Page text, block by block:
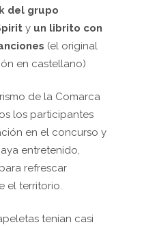
del grupo
y un librito con
(el original
en castellano)
de la Comarca
los participantes
en el concurso y
entretenido,
refrescar
el territorio.
tenían casi